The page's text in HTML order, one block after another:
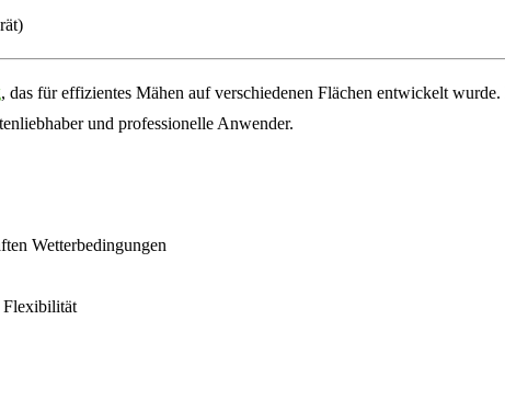
, das für effizientes Mähen auf verschiedenen Flächen entwickelt
und professionelle Anwender.
Wetterbedingungen
Flexibilität